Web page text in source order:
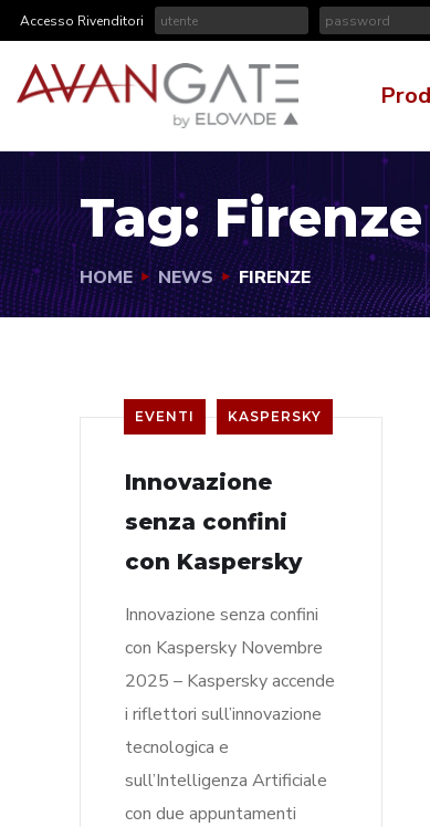
Accesso Rivenditori
Tag:Firenze
HOME NEWS FIRENZE
EVENTI KASPERSKY
Innovazione
senza confini
con Kaspersky
Innovazione senza confini
con Kaspersky Novembre
2025 – Kaspersky accende
i riflettori sull’innovazione
tecnologica e
sull’Intelligenza Artificiale
con due appuntamenti